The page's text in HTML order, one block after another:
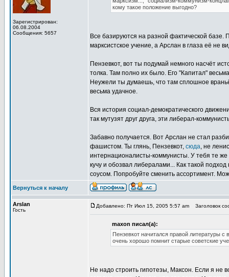
Зарегистрирован:
06.08.2004
Сообщения: 5657
кому такое положение выгодно?
Все базируются на разной фактической базе.
марксистское учение, а Арслан в глаза её не
Пензевкот, вот ты подумай немного насчёт
толка. Там полно их было. Его "Капитал"
Неужели ты думаешь, что там сплошное
весьма удачное.
Вся история социал-демократического
так мутузят друг друга, эти либерал-
Забавно получается. Вот Арслан не стал
фашистом. Ты глянь, Пензевкот, сюда, не
интернационалисты-коммунисты. У тебя те же
кучу и обозвал либералами... Как такой
соусом. Попробуйте сменить ассортимент.
Вернуться к началу
Arslan
Гость
Добавлено: Пт Июл 15, 2005 5:57 am Заголовок
maxon писал(а):
Пензевкот начитался правой литературы
очень хорошо помнит старые советские
Не надо строить гипотезы, Максон. Если я не